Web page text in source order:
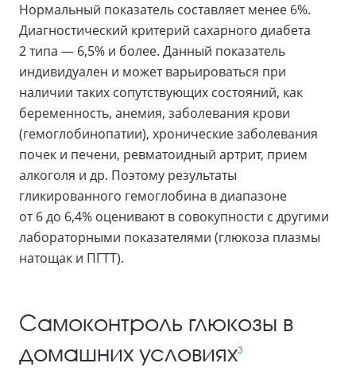
Нормальный показатель составляет менее 6%.
Диагностический критерий сахарного диабета
2 типа — 6,5% и более. Данный показатель
индивидуален и может варьироваться при
наличии таких сопутствующих состояний, как
беременность, анемия, заболевания крови
(гемоглобинопатии), хронические заболевания
почек и печени, ревматоидный артрит, прием
алкоголя и др. Поэтому результаты
гликированного гемоглобина в диапазоне
от 6 до 6,4% оценивают в совокупности с другими
лабораторными показателями (глюкоза плазмы
натощак и ПГТТ).
Самоконтроль глюкозы в
домашних условиях3